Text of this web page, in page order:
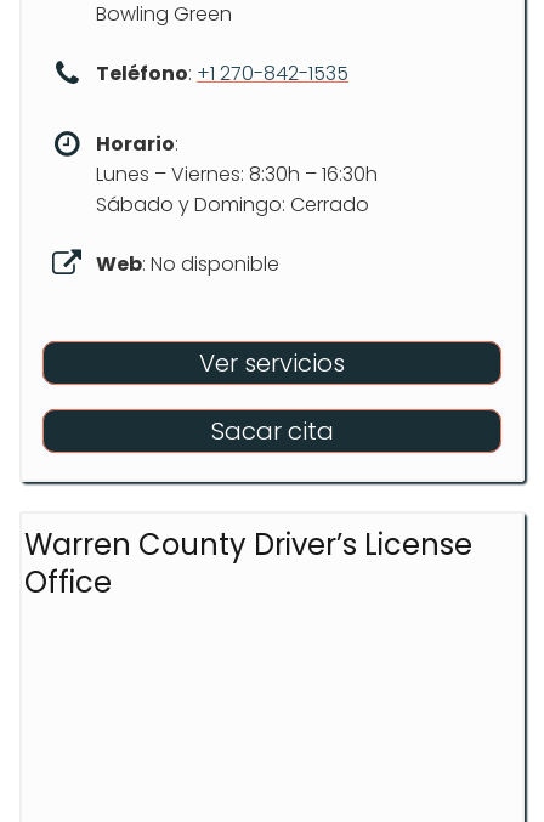
Bowling Green
Teléfono: +1 270-842-1535
Horario:
Lunes – Viernes: 8:30h – 16:30h
Sábado y Domingo: Cerrado
Web: No disponible
Ver servicios
Sacar cita
Warren County Driver’s License
Office